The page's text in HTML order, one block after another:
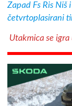
Zapad Fs Ris
četvrtoplasirani
Utakmica se